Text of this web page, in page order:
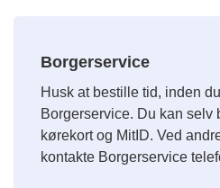
Borgerservice
Husk at bestille tid, inden
Borgerservice. Du kan selv
kørekort og MitID. Ved
kontakte Borgerservice